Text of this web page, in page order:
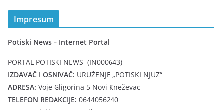
Impresum
Potiski News – Internet Portal
PORTAL POTISKI NEWS (IN000643)
IZDAVAČ I OSNIVAČ: URUŽENJE „POTISKI NJUZ“
ADRESA: Voje Gligorina 5 Novi Kneževac
TELEFON REDAKCIJE: 0644056240